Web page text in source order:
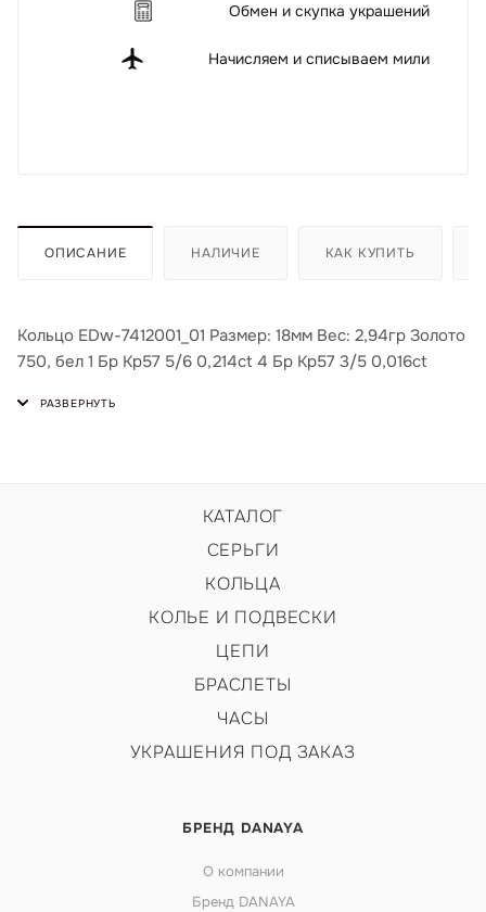
Обмен и скупка украшений
Начисляем и списываем мили
ОПИСАНИЕ НАЛИЧИЕ КАК КУПИТЬ
Кольцо EDw-7412001_01 Размер: 18мм Вес: 2,94гр Золото
750, бел 1 Бр Кр57 5/6 0,214ct 4 Бр Кр57 3/5 0,016ct
КАТАЛОГ
СЕРЬГИ
КОЛЬЦА
КОЛЬЕ И ПОДВЕСКИ
ЦЕПИ
БРАСЛЕТЫ
ЧАСЫ
УКРАШЕНИЯ ПОД ЗАКАЗ
БРЕНД DANAYA
О компании
Бренд DANAYA